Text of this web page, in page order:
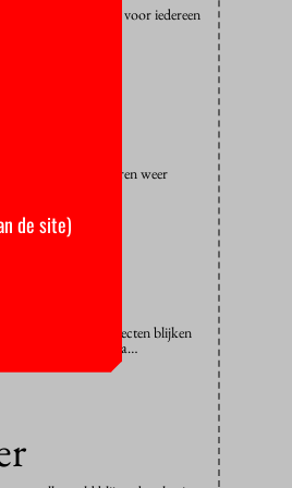
zijn niet voor iedereen
ze dat doorstuderen weer
excellentietrajecten blijken
Sirius-programma…
de site)